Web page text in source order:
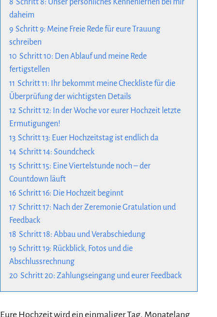
8 Schritt 8: Unser persönliches Kennenlernen bei mir
daheim
9 Schritt 9: Meine Freie Rede für eure Trauung
schreiben
10 Schritt 10: Den Ablauf und meine Rede
fertigstellen
11 Schritt 11: Ihr bekommt meine Checkliste für die
Überprüfung der wichtigsten Details
12 Schritt 12: In der Woche vor eurer Hochzeit letzte
Ermutigungen!
13 Schritt 13: Euer Hochzeitstag ist endlich da
14 Schritt 14: Soundcheck
15 Schritt 15: Eine Viertelstunde noch – der
Countdown läuft
16 Schritt 16: Die Hochzeit beginnt
17 Schritt 17: Nach der Zeremonie Gratulation und
Feedback
18 Schritt 18: Abbau und Verabschiedung
19 Schritt 19: Rückblick, Fotos und die
Abschlussrechnung
20 Schritt 20: Zahlungseingang und eurer Feedback
Eure Hochzeit wird ein einmaliger Tag. Monatelang